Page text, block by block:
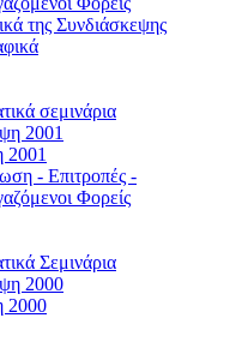
της Συνδιάσκεψης
σεμινάρια
2001
2001
- Επιτροπές -
Φορείς
Σεμινάρια
2000
2000